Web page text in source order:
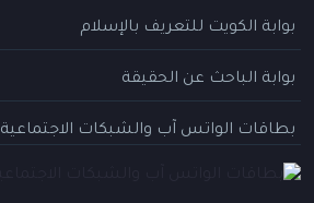
بوابة الكويت للتعريف بالإسلام
بوابة الباحث عن الحقيقة
بطاقات الواتس آب والشبكات الاجتماعية